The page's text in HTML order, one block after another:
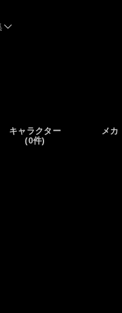
キャラクター
(0件)
メカ